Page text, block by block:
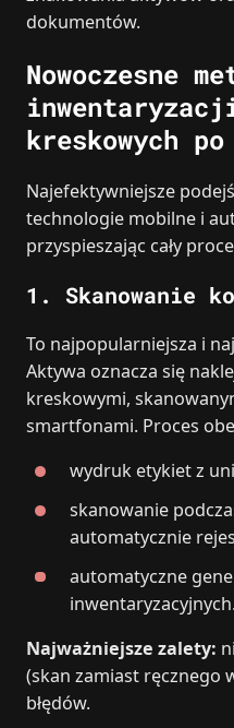
dokumentów.
Nowoczesne
kreskowych po
Najefektywniejsze
technologie mobilne i
przyspieszając cały
1. Skanowanie
To najpopularniejsza i
Aktywa oznacza się
kreskowymi,
smartfonami. Proces
wydruk etykiet z
skanowanie
automatycznie
automatyczne
inwentaryzacyjnych.
Najważniejsze zalety:
(skan zamiast ręcznego
błędów.